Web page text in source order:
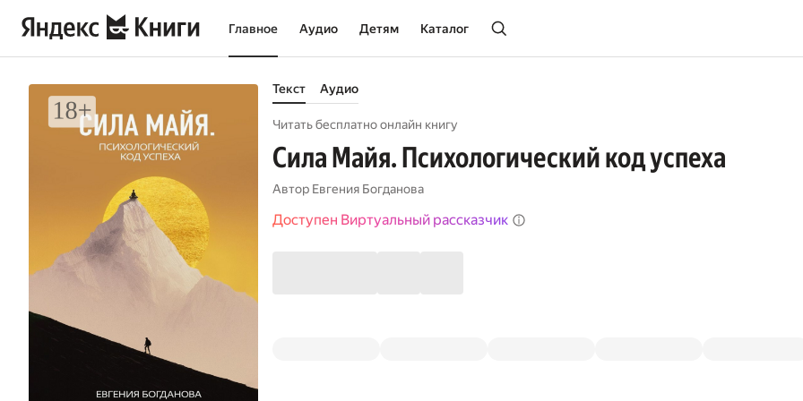
Главное Аудио Детям Каталог
Текст Аудио
Читать бесплатно онлайн книгу
Сила Майя. Психологический код успеха
Автор Евгения Богданова
Доступен Виртуальный рассказчик